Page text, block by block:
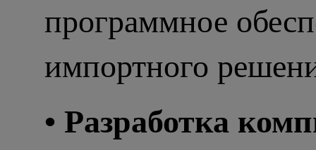
программное
импортного
• Разработка